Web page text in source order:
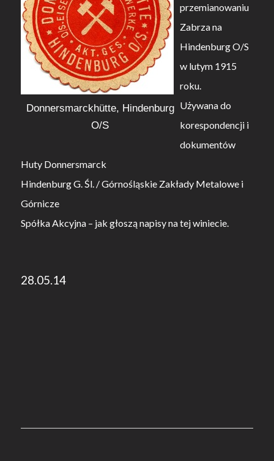
Donnersmarckhütte, Hindenburg
O/S
przemianowaniu
Zabrza na
Hindenburg O/S
w lutym 1915
roku.
Używana do
korespondencji i
dokumentów
Huty Donnersmarck
Hindenburg G. Śl. / Górnośląskie Zakłady Metalowe i
Górnicze
Spółka Akcyjna – jak głoszą napisy na tej winiecie.
28.05.14